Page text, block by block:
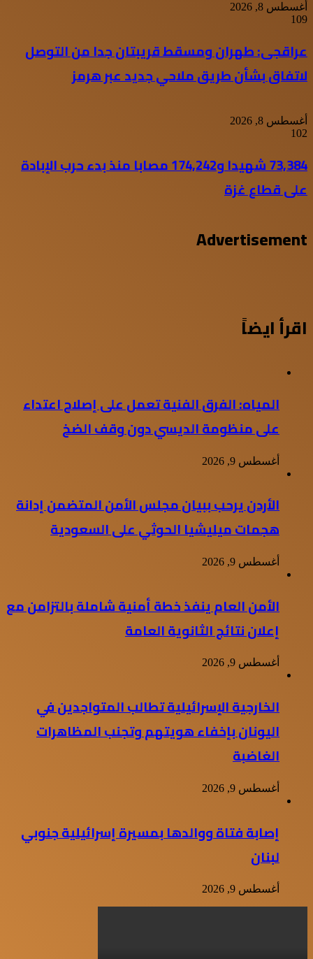
أغسطس 8, 2026
109
عراقجى: طهران ومسقط قريبتان جدا من التوصل
لاتفاق بشأن طريق ملاحي جديد عبر هرمز
أغسطس 8, 2026
102
73,384 شهيدا و174,242 مصابا منذ بدء حرب الإبادة
على قطاع غزة
Advertisement
اقرأ ايضاً
المياه: الفرق الفنية تعمل على إصلاح اعتداء
على منظومة الديسي دون وقف الضخ
أغسطس 9, 2026
الأردن يرحب ببيان مجلس الأمن المتضمن إدانة
هجمات ميليشيا الحوثي على السعودية
أغسطس 9, 2026
الأمن العام ينفذ خطة أمنية شاملة بالتزامن مع
إعلان نتائج الثانوية العامة
أغسطس 9, 2026
الخارجية الإسرائيلية تطالب المتواجدين في
اليونان بإخفاء هويتهم وتجنب المظاهرات
الغاضبة
أغسطس 9, 2026
إصابة فتاة ووالدها بمسيرة إسرائيلية جنوبي
لبنان
أغسطس 9, 2026